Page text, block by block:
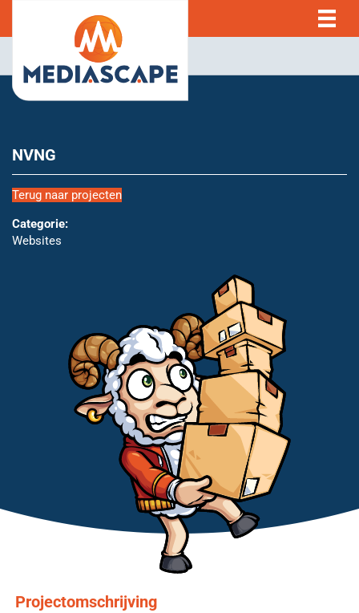
NVNG
Terug naar projecten
Categorie:
Websites
Projectomschrijving